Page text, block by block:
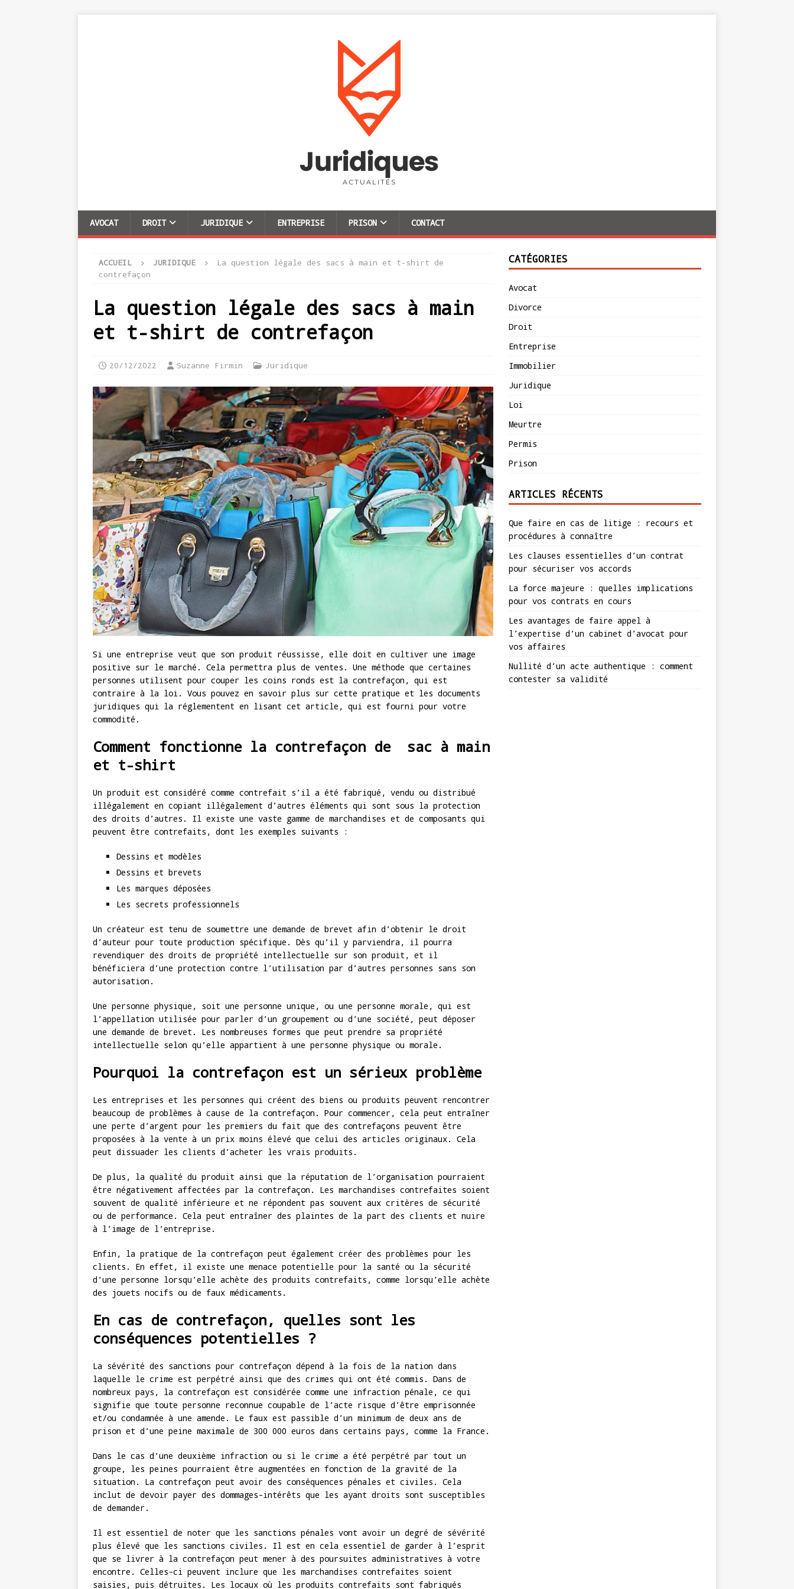
AVOCAT DROIT JURIDIQUE ENTREPRISE PRISON CONTACT
ACCUEIL JURIDIQUE
La question légale des sacs à main et t-shirt de
contrefaçon
La question légale des sacs à main
et t-shirt de contrefaçon
20/12/2022 Suzanne Firmin Juridique
Si une entreprise veut que son produit réussisse, elle doit en cultiver une image
positive sur le marché. Cela permettra plus de ventes. Une méthode que certaines
personnes utilisent pour couper les coins ronds est la contrefaçon, qui est
contraire à la loi. Vous pouvez en savoir plus sur cette pratique et les documents
juridiques qui la réglementent en lisant cet article, qui est fourni pour votre
commodité.
Comment fonctionne la contrefaçon de sac à main
et t-shirt
Un produit est considéré comme contrefait s’il a été fabriqué, vendu ou distribué
illégalement en copiant illégalement d’autres éléments qui sont sous la protection
des droits d’autres. Il existe une vaste gamme de marchandises et de composants qui
peuvent être contrefaits, dont les exemples suivants :
Dessins et modèles
Dessins et brevets
Les marques déposées
Les secrets professionnels
Un créateur est tenu de soumettre une demande de brevet afin d’obtenir le droit
d’auteur pour toute production spécifique. Dès qu’il y parviendra, il pourra
revendiquer des droits de propriété intellectuelle sur son produit, et il
bénéficiera d’une protection contre l’utilisation par d’autres personnes sans son
autorisation.
Une personne physique, soit une personne unique, ou une personne morale, qui est
l’appellation utilisée pour parler d’un groupement ou d’une société, peut déposer
une demande de brevet. Les nombreuses formes que peut prendre sa propriété
intellectuelle selon qu’elle appartient à une personne physique ou morale.
Pourquoi la contrefaçon est un sérieux problème
Les entreprises et les personnes qui créent des biens ou produits peuvent rencontrer
beaucoup de problèmes à cause de la contrefaçon. Pour commencer, cela peut entraîner
une perte d’argent pour les premiers du fait que des contrefaçons peuvent être
proposées à la vente à un prix moins élevé que celui des articles originaux. Cela
peut dissuader les clients d’acheter les vrais produits.
De plus, la qualité du produit ainsi que la réputation de l’organisation pourraient
être négativement affectées par la contrefaçon. Les marchandises contrefaites soient
souvent de qualité inférieure et ne répondent pas souvent aux critères de sécurité
ou de performance. Cela peut entraîner des plaintes de la part des clients et nuire
à l’image de l’entreprise.
Enfin, la pratique de la contrefaçon peut également créer des problèmes pour les
clients. En effet, il existe une menace potentielle pour la santé ou la sécurité
d’une personne lorsqu’elle achète des produits contrefaits, comme lorsqu’elle achète
des jouets nocifs ou de faux médicaments.
En cas de contrefaçon, quelles sont les
conséquences potentielles ?
La sévérité des sanctions pour contrefaçon dépend à la fois de la nation dans
laquelle le crime est perpétré ainsi que des crimes qui ont été commis. Dans de
nombreux pays, la contrefaçon est considérée comme une infraction pénale, ce qui
signifie que toute personne reconnue coupable de l’acte risque d’être emprisonnée
et/ou condamnée à une amende. Le faux est passible d’un minimum de deux ans de
prison et d’une peine maximale de 300 000 euros dans certains pays, comme la France.
Dans le cas d’une deuxième infraction ou si le crime a été perpétré par tout un
groupe, les peines pourraient être augmentées en fonction de la gravité de la
situation. La contrefaçon peut avoir des conséquences pénales et civiles. Cela
inclut de devoir payer des dommages-intérêts que les ayant droits sont susceptibles
de demander.
Il est essentiel de noter que les sanctions pénales vont avoir un degré de sévérité
plus élevé que les sanctions civiles. Il est en cela essentiel de garder à l’esprit
que se livrer à la contrefaçon peut mener à des poursuites administratives à votre
encontre. Celles-ci peuvent inclure que les marchandises contrefaites soient
saisies, puis détruites. Les locaux où les produits contrefaits sont fabriqués
CATÉGORIES
Avocat
Divorce
Droit
Entreprise
Immobilier
Juridique
Loi
Meurtre
Permis
Prison
ARTICLES RÉCENTS
Que faire en cas de litige : recours et
procédures à connaître
Les clauses essentielles d’un contrat
pour sécuriser vos accords
La force majeure : quelles implications
pour vos contrats en cours
Les avantages de faire appel à
l’expertise d’un cabinet d’avocat pour
vos affaires
Nullité d’un acte authentique : comment
contester sa validité